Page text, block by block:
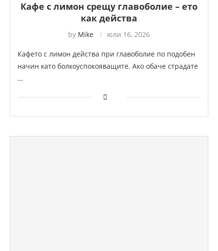
Кафе с лимон срещу главоболие – ето
как действа
by Mike юли 16, 2026
Кафето с лимон действа при главоболие по подобен
начин като болкоуспокояващите. Ако обаче страдате
…